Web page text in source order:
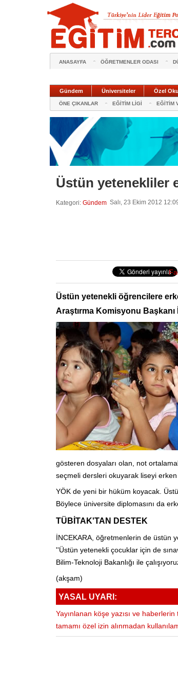
ANASAYFA ÖĞRETMENLER ODASI
Gündem Üniversiteler Özel
ÖNE ÇIKANLAR EĞİTİM LİGİ EĞİTİM
Üstün yetenekliler
Kategori: Gündem Salı, 23 Ekim 2012
Üstün yetenekli öğrencilere
Araştırma Komisyonu Başkanı
gösteren dosyaları olan, not
seçmeli dersleri okuyarak liseyi
YÖK de yeni bir hüküm koyacak.
Böylece üniversite diplomasını da
TÜBİTAK'TAN DESTEK
İNCEKARA, öğretmenlerin de üstün
''Üstün yetenekli çocuklar için de
Bilim-Teknoloji Bakanlığı ile
(akşam)
YASAL UYARI:
Yayınlanan köşe yazısı ve
tamamı özel izin alınmadan